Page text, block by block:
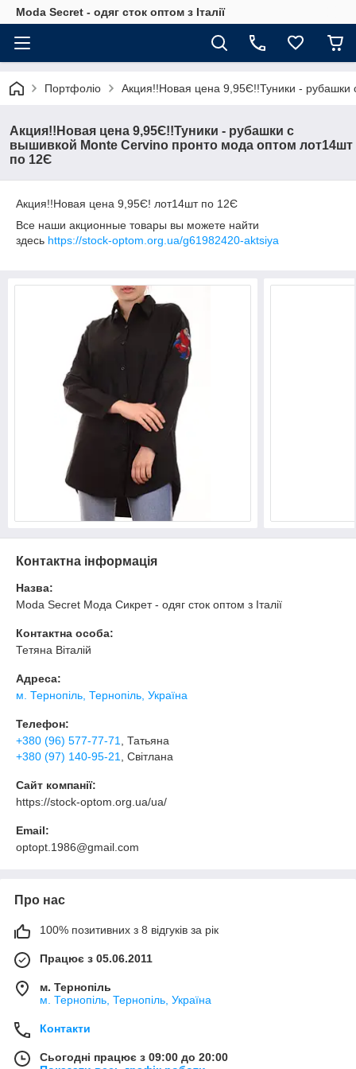
Moda Secret - одяг сток оптом з Італії
Портфоліо Акция!!Новая цена 9,95Є!!Туники -
Акция!!Новая цена 9,95Є!!Туники - рубашки с
вышивкой Monte Cervino пронто мода оптом лот14шт
по 12Є
Акция!!Новая цена 9,95Є! лот14шт по 12Є
Все наши акционные товары вы можете найти
здесь https://stock-optom.org.ua/g61982420-aktsiya
Контактна інформація
Назва:
Moda Secret Мода Сикрет - одяг сток оптом з Італії
Контактна особа:
Тетяна Віталій
Адреса:
м. Тернопіль, Тернопіль, Україна
Телефон:
+380 (96) 577-77-71
, Татьяна
+380 (97) 140-95-21
, Світлана
Сайт компанії:
https://stock-optom.org.ua/ua/
Email:
optopt.1986@gmail.com
Про нас
100% позитивних з 8 відгуків за рік
Працює з 05.06.2011
м. Тернопіль
м. Тернопіль, Тернопіль, Україна
Контакти
Сьогодні працює з 09:00 до 20:00